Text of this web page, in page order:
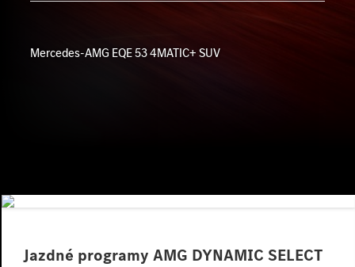
Mercedes-AMG EQE 53 4MATIC+ SUV
Jazdné programy AMG DYNAMIC SELECT